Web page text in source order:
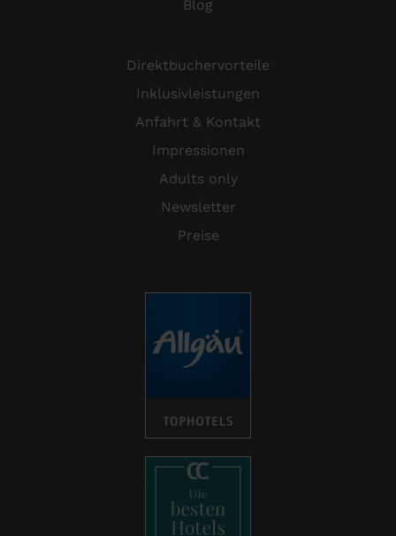
Blog
Direktbuchervorteile
Inklusivleistungen
Anfahrt & Kontakt
Impressionen
Adults only
Newsletter
Preise